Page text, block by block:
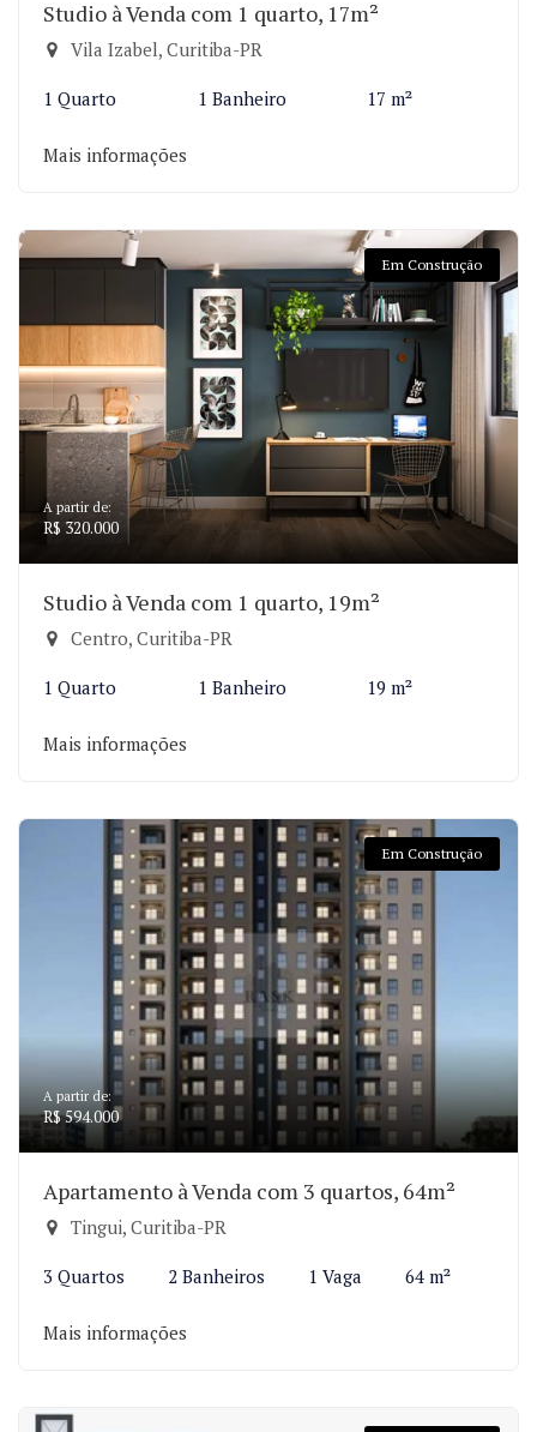
Studio à Venda com 1 quarto, 17m²
Vila Izabel, Curitiba-PR
1 Quarto 1 Banheiro 17 m²
Mais informações
Em Construção
A partir de:
R$ 320.000
Studio à Venda com 1 quarto, 19m²
Centro, Curitiba-PR
1 Quarto 1 Banheiro 19 m²
Mais informações
Em Construção
A partir de:
R$ 594.000
Apartamento à Venda com 3 quartos, 64m²
Tingui, Curitiba-PR
3 Quartos 2 Banheiros 1 Vaga 64 m²
Mais informações